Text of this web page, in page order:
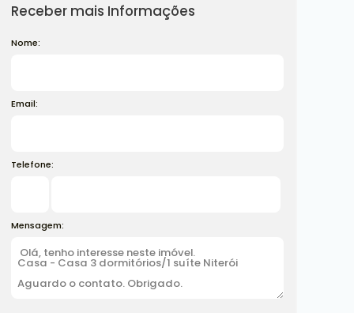
Receber mais Informações
Nome:
Email:
Telefone:
Mensagem: